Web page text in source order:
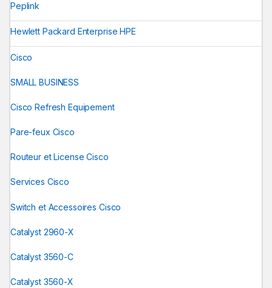
Peplink
Hewlett Packard Enterprise HPE
Cisco
SMALL BUSINESS
Cisco Refresh Equipement
Pare-feux Cisco
Routeur et License Cisco
Services Cisco
Switch et Accessoires Cisco
Catalyst 2960-X
Catalyst 3560-C
Catalyst 3560-X